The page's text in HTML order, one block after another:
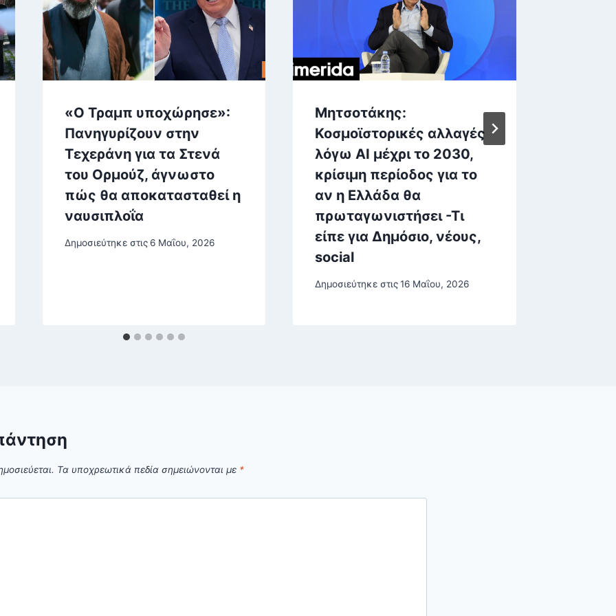
«Ο Τραμπ υποχώρησε»:
Πανηγυρίζουν στην
Τεχεράνη για τα Στενά
του Ορμούζ, άγνωστο
πώς θα αποκατασταθεί η
ναυσιπλοΐα
Δημοσιεύτηκε στις 6 Μαΐου, 2026
Μητσοτάκης:
Κοσμοϊστορικές αλλαγές
λόγω ΑΙ μέχρι το 2030,
κρίσιμη περίοδος για το
αν η Ελλάδα θα
πρωταγωνιστήσει -Τι
είπε για Δημόσιο, νέους,
social
Δημοσιεύτηκε στις 16 Μαΐου, 2026
Τα υποχρεωτικά πεδία σημειώνονται με *